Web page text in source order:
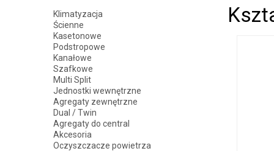
Klimatyzacja
Ścienne
Kasetonowe
Podstropowe
Kanałowe
Szafkowe
Multi Split
Jednostki wewnętrzne
Agregaty zewnętrzne
Dual / Twin
Agregaty do central
Akcesoria
Oczyszczacze powietrza